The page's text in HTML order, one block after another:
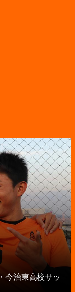
今治東高校サッ